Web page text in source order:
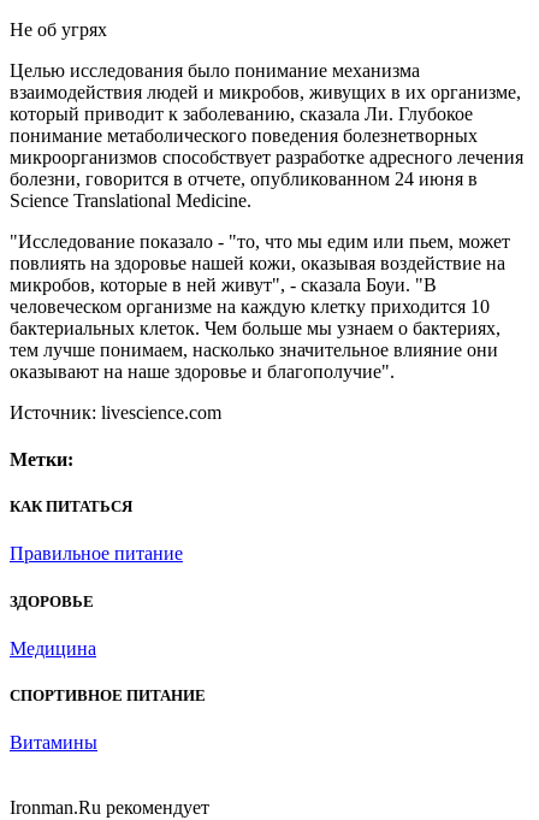
Не об угрях
Целью исследования было понимание механизма
взаимодействия людей и микробов, живущих в их организме,
который приводит к заболеванию, сказала Ли. Глубокое
понимание метаболического поведения болезнетворных
микроорганизмов способствует разработке адресного лечения
болезни, говорится в отчете, опубликованном 24 июня в
Science Translational Medicine.
"Исследование показало - "то, что мы едим или пьем, может
повлиять на здоровье нашей кожи, оказывая воздействие на
микробов, которые в ней живут", - сказала Боуи. "В
человеческом организме на каждую клетку приходится 10
бактериальных клеток. Чем больше мы узнаем о бактериях,
тем лучше понимаем, насколько значительное влияние они
оказывают на наше здоровье и благополучие".
Источник: livescience.com
Метки:
КАК ПИТАТЬСЯ
Правильное питание
ЗДОРОВЬЕ
Медицина
СПОРТИВНОЕ ПИТАНИЕ
Витамины
Ironman.Ru рекомендует